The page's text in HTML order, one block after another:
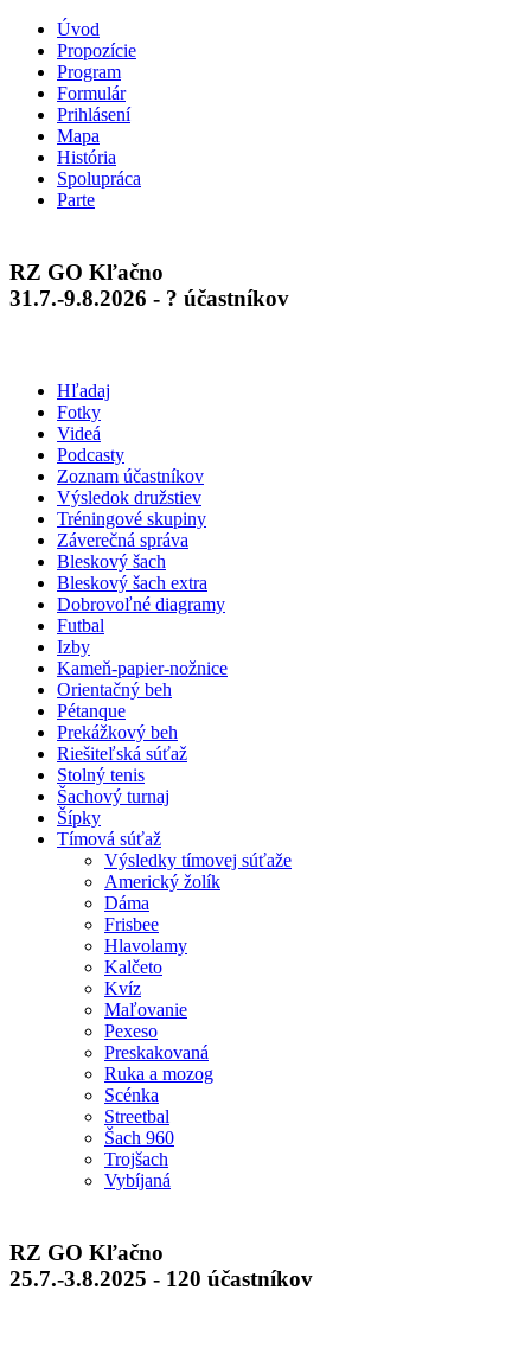
Úvod
Propozície
Program
Formulár
Prihlásení
Mapa
História
Spolupráca
Parte
RZ GO Kľačno
31.7.-9.8.2026 - ? účastníkov
Hľadaj
Fotky
Videá
Podcasty
Zoznam účastníkov
Výsledok družstiev
Tréningové skupiny
Záverečná správa
Bleskový šach
Bleskový šach extra
Dobrovoľné diagramy
Futbal
Izby
Kameň-papier-nožnice
Orientačný beh
Pétanque
Prekážkový beh
Riešiteľská súťaž
Stolný tenis
Šachový turnaj
Šípky
Tímová súťaž
Výsledky tímovej súťaže
Americký žolík
Dáma
Frisbee
Hlavolamy
Kalčeto
Kvíz
Maľovanie
Pexeso
Preskakovaná
Ruka a mozog
Scénka
Streetbal
Šach 960
Trojšach
Vybíjaná
RZ GO Kľačno
25.7.-3.8.2025 - 120 účastníkov